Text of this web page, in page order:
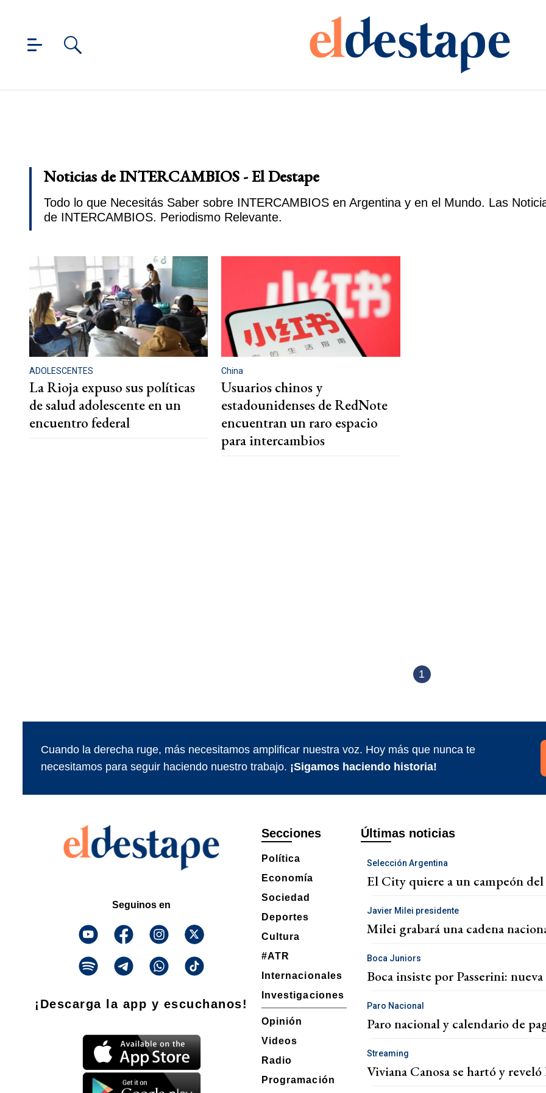
Noticias de INTERCAMBIOS - El Destape
Todo lo que Necesitás Saber sobre INTERCAMBIOS en Argentina y en el Mundo. Las
de INTERCAMBIOS. Periodismo Relevante.
ADOLESCENTES
La Rioja expuso sus políticas
de salud adolescente en un
encuentro federal
China
Usuarios chinos y
estadounidenses de RedNote
encuentran un raro espacio
para intercambios
1
Cuando la derecha ruge, más necesitamos amplificar nuestra voz. Hoy más que nunca te
necesitamos para seguir haciendo nuestro trabajo. ¡Sigamos haciendo historia!
Seguinos en
¡Descarga la app y escuchanos!
Secciones
Política
Economía
Sociedad
Deportes
Cultura
#ATR
Internacionales
Investigaciones
Opinión
Videos
Radio
Programación
Últimas noticias
Selección Argentina
El City quiere a un campeón
Javier Milei presidente
Milei grabará una cadena
Boca Juniors
Boca insiste por Passerini:
Paro Nacional
Paro nacional y calendario de
Streaming
Viviana Canosa se hartó y